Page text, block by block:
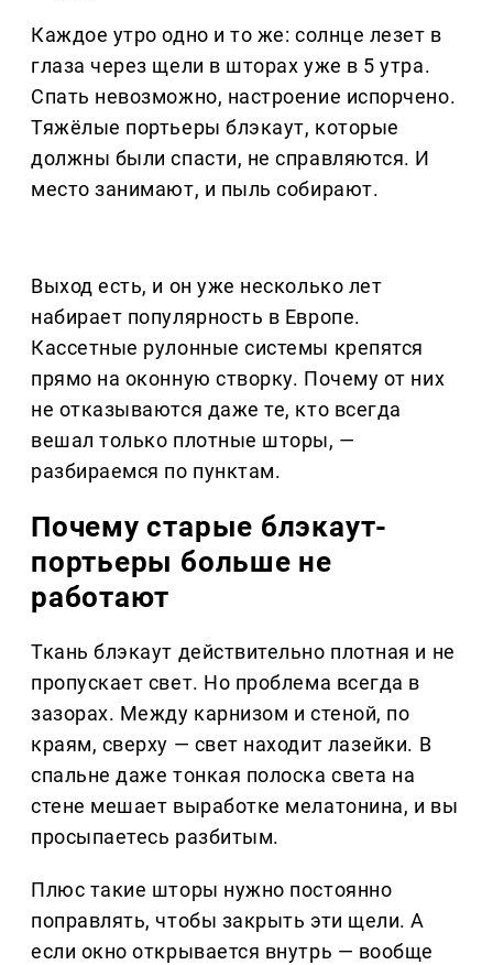
Каждое утро одно и то же: солнце лезет в
глаза через щели в шторах уже в 5 утра.
Спать невозможно, настроение испорчено.
Тяжёлые портьеры блэкаут, которые
должны были спасти, не справляются. И
место занимают, и пыль собирают.
Выход есть, и он уже несколько лет
набирает популярность в Европе.
Кассетные рулонные системы крепятся
прямо на оконную створку. Почему от них
не отказываются даже те, кто всегда
вешал только плотные шторы, —
разбираемся по пунктам.
Почему старые блэкаут-
портьеры больше не
работают
Ткань блэкаут действительно плотная и не
пропускает свет. Но проблема всегда в
зазорах. Между карнизом и стеной, по
краям, сверху — свет находит лазейки. В
спальне даже тонкая полоска света на
стене мешает выработке мелатонина, и вы
просыпаетесь разбитым.
Плюс такие шторы нужно постоянно
поправлять, чтобы закрыть эти щели. А
если окно открывается внутрь — вообще